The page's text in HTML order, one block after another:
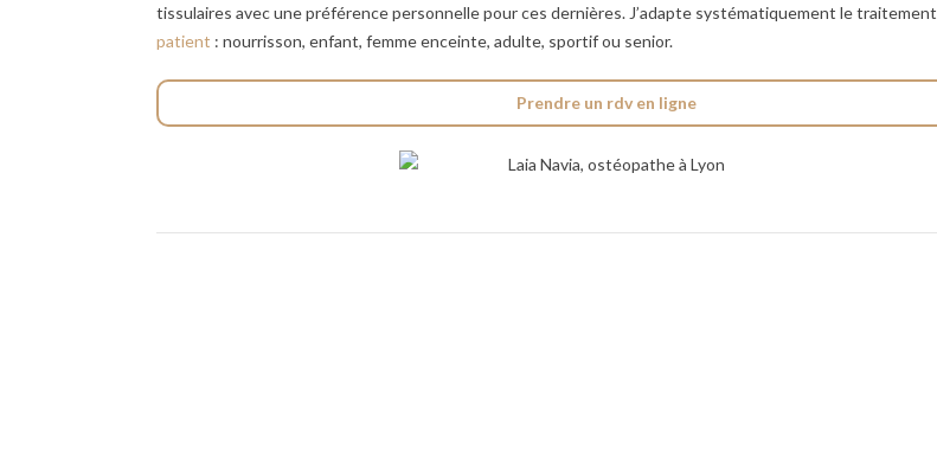
tissulaires avec une préférence personnelle pour ces dernières. J’adapte systématiquement le traitement
patient : nourrisson, enfant, femme enceinte, adulte, sportif ou senior.
Prendre un rdv en ligne